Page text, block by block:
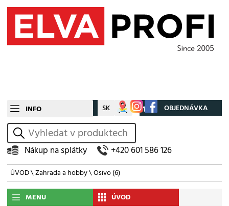
INFO CZ SK Můj účet OBJEDNÁVKA
vyhledat
Nákup na splátky +420 601 586 126
ÚVOD\Zahrada a hobby\Osivo(6)
MENU ÚVOD